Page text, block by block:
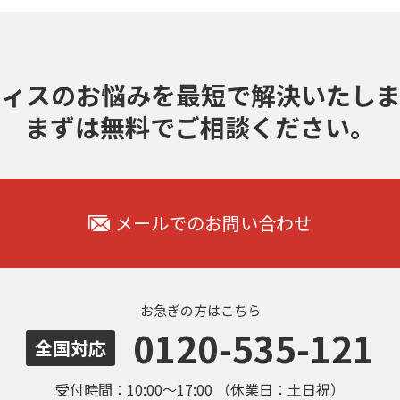
スのお悩みを最短で解決いたし
まずは無料でご相談ください。
メールでのお問い合わせ
お急ぎの方はこちら
全国対応 0120-535-121
受付時間：10:00～17:00 （休業日：土日祝）